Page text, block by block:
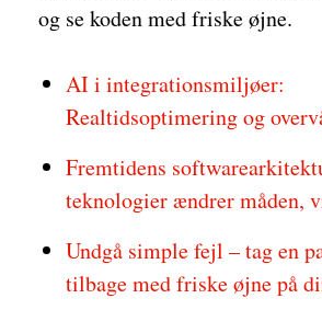
og se koden med friske øjne.
AI i integrationsmiljøer:
Realtidsoptimering og
Fremtidens
teknologier ændrer måden,
Undgå simple fejl – tag en
tilbage med friske øjne på